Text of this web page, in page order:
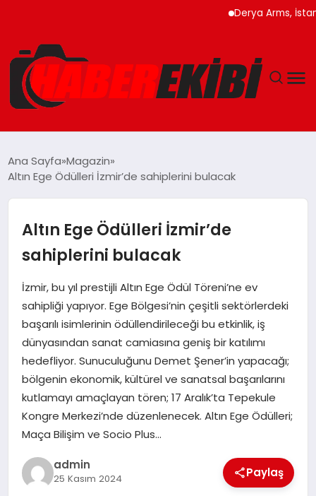
Derya Arms,
GÜNCEL
EĞITIM
EKONOMI
MAGAZIN
SAĞLIK
TEKNOLOJI
YAŞAM
Ana Sayfa Magazin
Altın Ege Ödülleri İzmir’de sahiplerini bulacak
Altın Ege Ödülleri İzmir’de
sahiplerini bulacak
İzmir, bu yıl prestijli Altın Ege Ödül Töreni’ne ev
sahipliği yapıyor. Ege Bölgesi’nin çeşitli sektörlerdeki
başarılı isimlerinin ödüllendirileceği bu etkinlik, iş
dünyasından sanat camiasına geniş bir katılımı
hedefliyor. Sunuculuğunu Demet Şener’in yapacağı;
bölgenin ekonomik, kültürel ve sanatsal başarılarını
kutlamayı amaçlayan tören; 17 Aralık’ta Tepekule
Kongre Merkezi’nde düzenlenecek. Altın Ege Ödülleri;
Maça Bilişim ve Socio Plus…
admin
25 Kasım 2024 Paylaş